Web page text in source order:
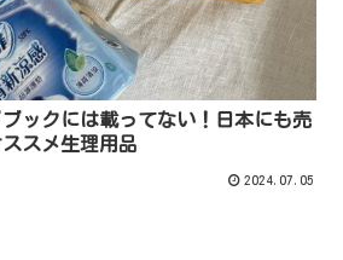
ブックには載ってない！日本にも売
スメ生理用品
2024.07.05